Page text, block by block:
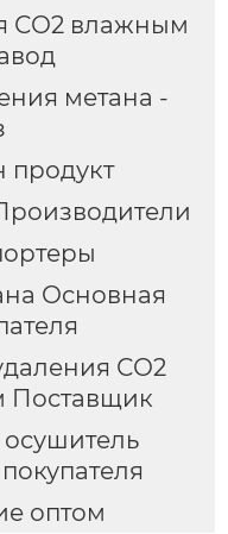
СО2 влажным
метана -
продукт
Основная
СО2
Поставщик
оптом